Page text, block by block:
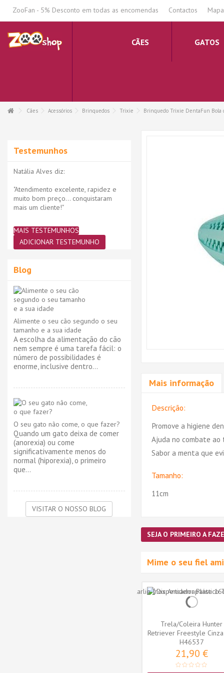
ZooFan - 5% Desconto em todas as encomendas Contactos
CÃES GATOS
Cães Acessórios Brinquedos Trixie Brinquedo Trixie DentaFun Bola
Mais informação
Descrição:
Promove a higiene
Ajuda no combate ao
Sabor a menta que
Tamanho:
11cm
SEJA O PRIMEIRO A
Mime o seu fiel
Trela/Coleira Hunter
Retriever Freestyle
mm x...
H46537
21,90 €
Testemunhos
Natália Alves diz:
"Atendimento excelente, rapidez e
muito bom preço... conquistaram
mais um cliente!"
MAIS TESTEMUNHOS
ADICIONAR TESTEMUNHO
Blog
Alimente o seu cão segundo o seu
tamanho e a sua idade
A escolha da alimentação do cão
nem sempre é uma tarefa fácil: o
número de possibilidades é
enorme, inclusive dentro...
O seu gato não come, o que fazer?
Quando um gato deixa de comer
(anorexia) ou come
significativamente menos do
normal (hiporexia), o primeiro
que...
VISITAR O NOSSO BLOG